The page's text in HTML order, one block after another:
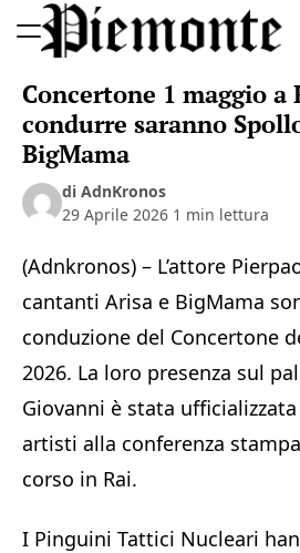
to
Sport
Concertone 1 maggio a
condurre saranno
BigMama
di AdnKronos
29 Aprile 2026 1 min lettura
(Adnkronos) – L’attore
cantanti Arisa e BigMama
conduzione del Concertone
2026. La loro presenza sul
Giovanni è stata
artisti alla conferenza
corso in Rai.
I Pinguini Tattici Nucleari